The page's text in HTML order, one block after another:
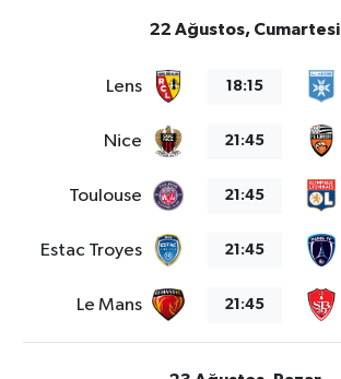
22 Ağustos, Cumartesi
Lens 18:15
Nice 21:45
Toulouse 21:45
Estac Troyes 21:45
Le Mans 21:45
Sonsöz Özel
Vasıta
Yaşam